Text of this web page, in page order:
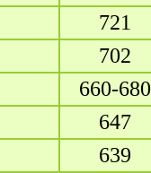
721
702
660-680
647
639